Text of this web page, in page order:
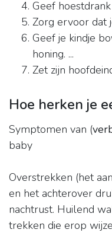
Geef
Zorg ervoor dat
Geef je kindje
honing. ...
Zet zijn
Hoe herken je
Symptomen van (
baby
Overstrekken (het
en het achterover
nachtrust. Huilend
trekken die erop